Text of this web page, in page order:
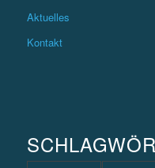
Aktuelles
Kontakt